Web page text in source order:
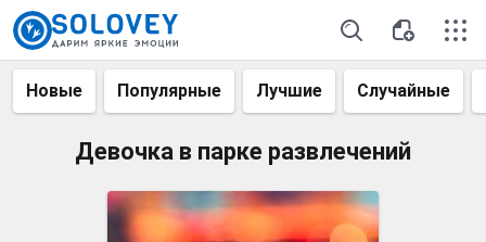
Новые Популярные Лучшие Случайные
Девочка в парке развлечений